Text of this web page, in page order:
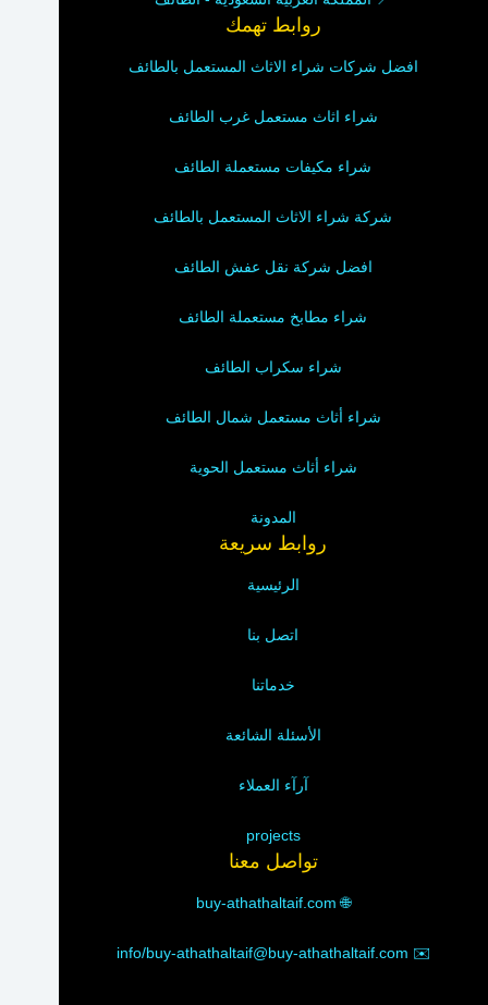
روابط تهمك
افضل شركات شراء الاثاث المستعمل بالطائف
شراء اثاث مستعمل غرب الطائف
شراء مكيفات مستعملة الطائف
شركة شراء الاثاث المستعمل بالطائف
افضل شركة نقل عفش الطائف
شراء مطابخ مستعملة الطائف
شراء سكراب الطائف
شراء أثاث مستعمل شمال الطائف
شراء أثاث مستعمل الحوية
المدونة
روابط سريعة
الرئيسية
اتصل بنا
خدماتنا
الأسئلة الشائعة
آرآء العملاء
projects
تواصل معنا
🌐
buy-athathaltaif.com
✉️
info/buy-athathaltaif@buy-athathaltaif.com